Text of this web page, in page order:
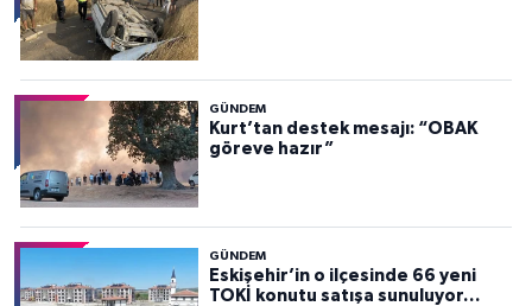
GÜNDEM
Kurt’tan destek mesajı: “OBAK
göreve hazır”
GÜNDEM
Eskişehir’in o ilçesinde 66 yeni
TOKİ konutu satışa sunuluyor…